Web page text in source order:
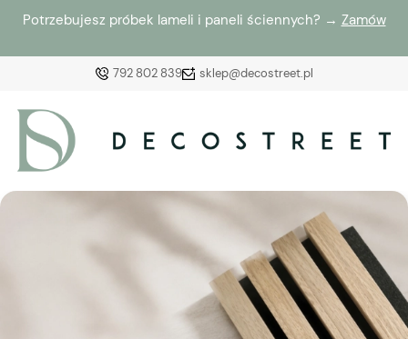
Potrzebujesz próbek lameli i paneli ściennych? → Zamów
792 802 839 sklep@decostreet.pl
Załóż konto
Wybierz coś dla siebie z naszej aktualnej oferty lub
zaloguj się, aby przywrócić dodane produkty do listy